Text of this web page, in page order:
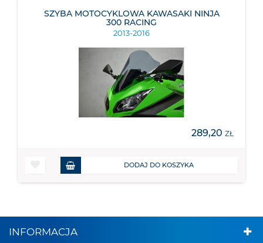
SZYBA MOTOCYKLOWA KAWASAKI NINJA
300 RACING
2013-2016
289,20 ZŁ
DODAJ DO KOSZYKA
INFORMACJA